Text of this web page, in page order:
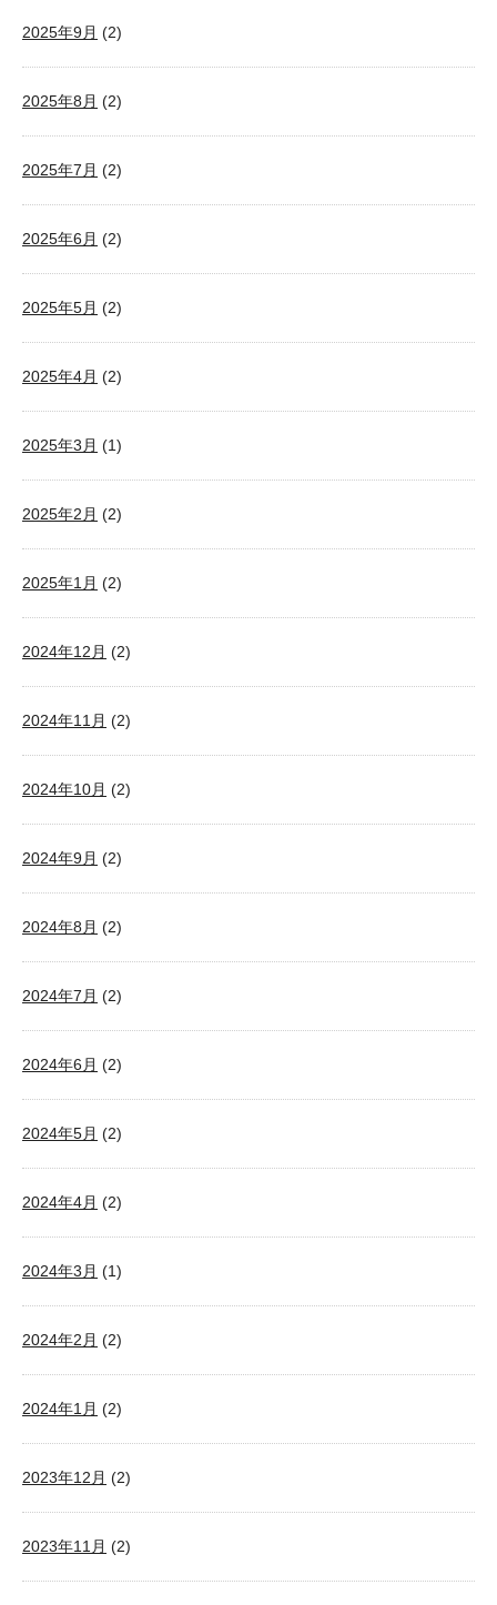
2025年9月 (2)
2025年8月 (2)
2025年7月 (2)
2025年6月 (2)
2025年5月 (2)
2025年4月 (2)
2025年3月 (1)
2025年2月 (2)
2025年1月 (2)
2024年12月 (2)
2024年11月 (2)
2024年10月 (2)
2024年9月 (2)
2024年8月 (2)
2024年7月 (2)
2024年6月 (2)
2024年5月 (2)
2024年4月 (2)
2024年3月 (1)
2024年2月 (2)
2024年1月 (2)
2023年12月 (2)
2023年11月 (2)